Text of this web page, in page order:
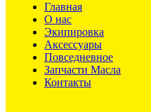
Главная
О нас
Экипировка
Аксессуары
Повседневное
Запчасти Масла
Контакты